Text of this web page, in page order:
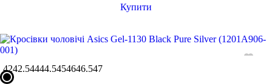
Adidas
Puma
Купити
4242.54444.5454646.547